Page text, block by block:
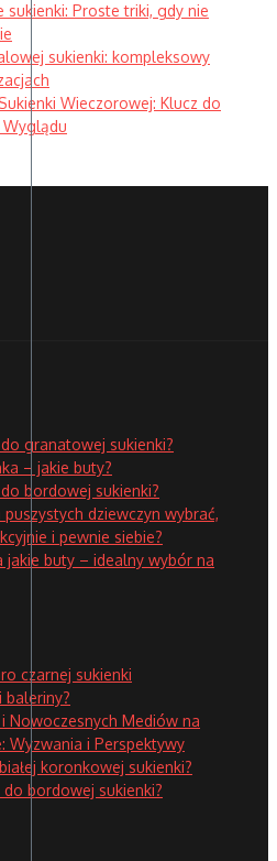
sukienki: Proste triki, gdy nie
sukienki: kompleksowy
Wieczorowej: Klucz do
granatowej sukienki?
– jakie buty?
bordowej sukienki?
puszystych dziewczyn wybrać,
i pewnie siebie?
jakie buty – idealny wybór na
czarnej sukienki
baleriny?
Nowoczesnych Mediów na
Wyzwania i Perspektywy
koronkowej sukienki?
do bordowej sukienki?